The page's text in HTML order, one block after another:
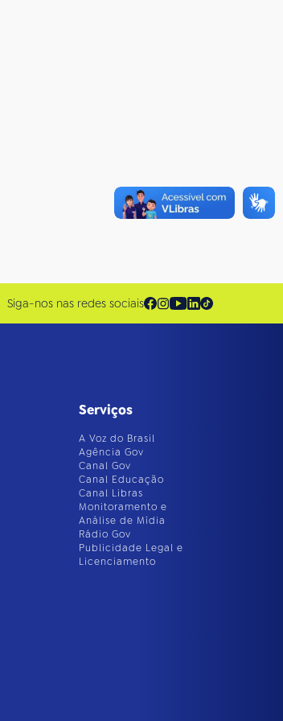
Siga-nos nas redes sociais
Serviços
A Voz do Brasil
Agência Gov
Canal Gov
Canal Educação
Canal Libras
Monitoramento e
Análise de Mídia
Rádio Gov
Publicidade Legal e
Licenciamento